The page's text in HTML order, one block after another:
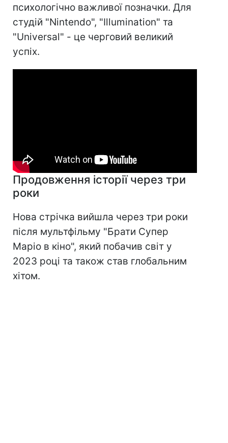
психологічно важливої позначки. Для
студій "Nintendo", "Illumination" та
"Universal" - це черговий великий
успіх.
Продовження історії через три
роки
Нова стрічка вийшла через три роки
після мультфільму "Брати Супер
Маріо в кіно", який побачив світ у
2023 році та також став глобальним
хітом.